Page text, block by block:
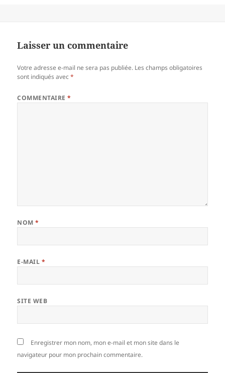
Laisser un commentaire
Votre adresse e-mail ne sera pas publiée. Les champs obligatoires
sont indiqués avec*
COMMENTAIRE*
NOM*
E-MAIL *
SITE WEB
Enregistrer mon nom, mon e-mail et mon site dans le
navigateur pour mon prochain commentaire.